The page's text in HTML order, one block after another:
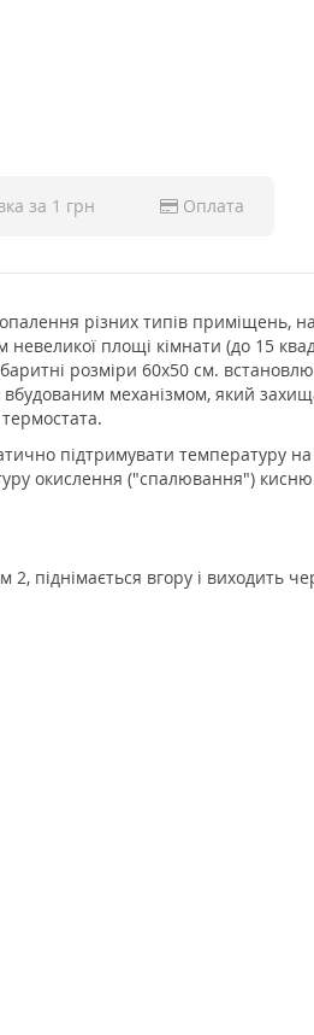
за 1 грн Оплата
різних типів приміщень,
площі кімнати (до 15
розміри 60x50 см.
механізмом, який
підтримувати температуру на
окислення ("спалювання")
піднімається вгору і виходить